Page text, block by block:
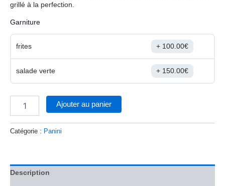
grillé à la perfection.
Garniture
frites 100.00€
salade verte 150.00€
Ajouter au panier
Catégorie : Panini
Description